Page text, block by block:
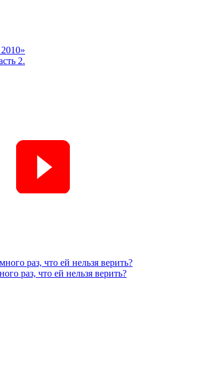
2.
раз, что ей нельзя верить?
раз, что ей нельзя верить?